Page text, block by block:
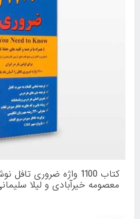
کتاب 1100 واژه ضروری
معصومه خیرآبادی و لیلا